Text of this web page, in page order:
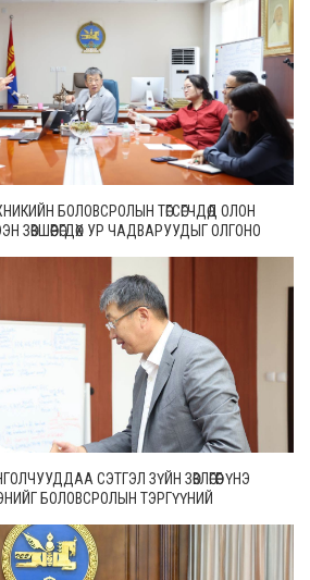
БОЛОВСРОЛЫН ТӨГСӨГЧДӨД ОЛОН
УР ЧАДВАРУУДЫГ ОЛГОНО
СЭТГЭЛ ЗҮЙН ЗӨВЛӨГӨӨГ ҮНЭ
БОЛОВСРОЛЫН ТЭРГҮҮНИЙ